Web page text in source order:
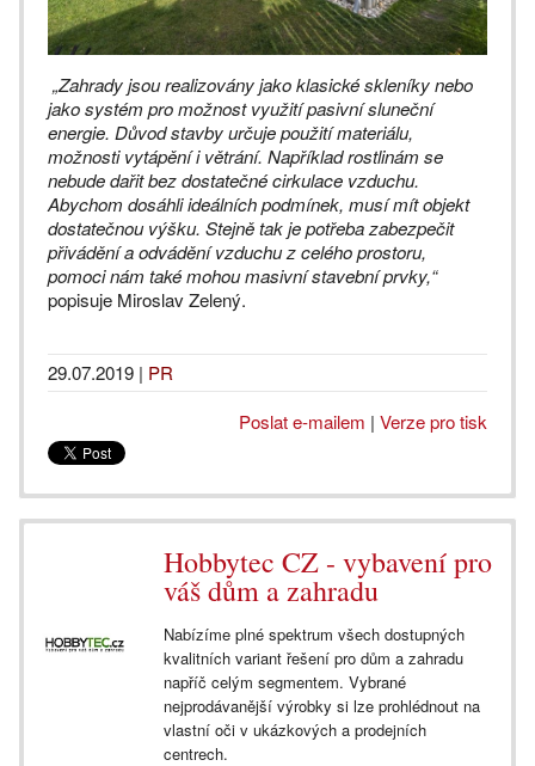
„Zahrady jsou realizovány jako klasické skleníky nebo
jako systém pro možnost využití pasivní sluneční
energie. Důvod stavby určuje použití materiálu,
možnosti vytápění i větrání. Například rostlinám se
nebude dařit bez dostatečné cirkulace vzduchu.
Abychom dosáhli ideálních podmínek, musí mít objekt
dostatečnou výšku. Stejně tak je potřeba zabezpečit
přivádění a odvádění vzduchu z celého prostoru,
pomoci nám také mohou masivní stavební prvky,“
popisuje Miroslav Zelený.
29.07.2019 | PR
Poslat e-mailem | Verze pro tisk
Hobbytec CZ - vybavení pro
váš dům a zahradu
Nabízíme plné spektrum všech dostupných
kvalitních variant řešení pro dům a zahradu
napříč celým segmentem. Vybrané
nejprodávanější výrobky si lze prohlédnout na
vlastní oči v ukázkových a prodejních
centrech.